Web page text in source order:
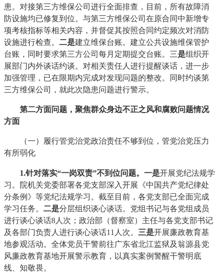
患。对接第三方维保公司进行全面排查，目前，所有故障消
防设施均已修复到位。与第三方维保公司在原合同中新增专
项考核指标等相关内容，并督促其按照合同约定频次对消防
设施进行检查。二是建立维保台账。建立公共设施维保管护
台账，同时要求第三方公司每月定期提交台账。三是组织开
展部门内外谈话约谈。对相关责任人进行提醒谈话，进一步
加强管理，已在限期内完成对发现问题的整改。同时约谈第
三方维保公司，就此次隐患问题进行警示。
第二方面问题，聚焦群众身边不正之风和腐败问题情况
方面
（一）履行管党治党政治责任不够到位，管党治党压力
有所弱化
1.针对落实“一岗双责”不到位问题。一是开展党纪法规学
习。院机关党委部署各党支部深入开展《中国共产党纪律处
分条例》等党纪法规学习。截至目前，各党支部已全面完成
学习任务。二是分层组织谈心谈话。党组书记与各党组成员
进行谈心谈话8人次；政治部（督察室）主任与各党支部书记
及各部门负责人进行谈心谈话11人次。三是开展廉政教育基
地参观活动。全体党员干警前往广东省北江监狱及翁源县党
风廉政教育基地开展警示教育，以真实案例警醒干警明底
线、知敬畏。